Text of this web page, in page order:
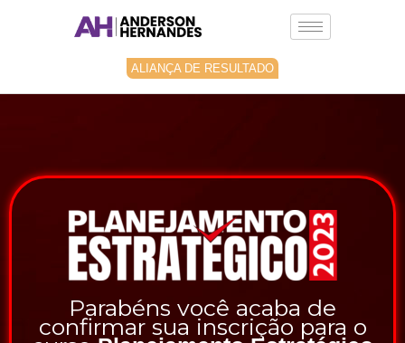
ALIANÇA DE RESULTADO
Parabéns você acaba de
confirmar sua inscrição para o